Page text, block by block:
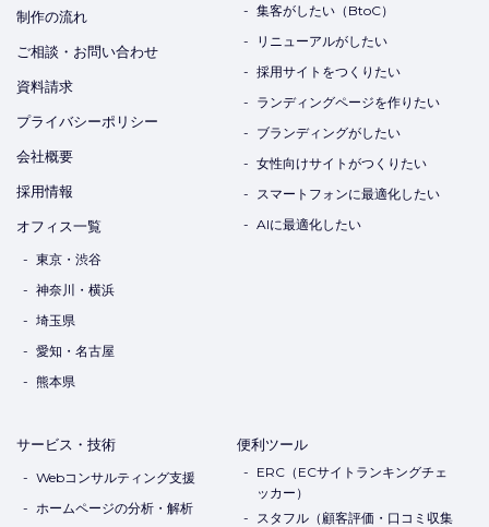
制作の流れ
ご相談・お問い合わせ
資料請求
プライバシーポリシー
会社概要
採用情報
オフィス一覧
東京・渋谷
神奈川・横浜
埼玉県
愛知・名古屋
熊本県
集客がしたい（BtoC）
リニューアルがしたい
採用サイトをつくりたい
ランディングページを作りたい
ブランディングがしたい
女性向けサイトがつくりたい
スマートフォンに最適化したい
AIに最適化したい
サービス・技術
Webコンサルティング支援
ホームページの分析・解析
便利ツール
ERC（ECサイトランキングチェ
ッカー）
スタフル（顧客評価・口コミ収集